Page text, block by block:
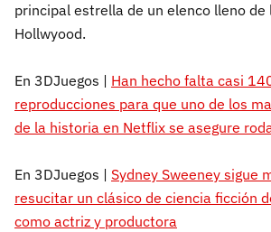
principal estrella de un elenco lleno de
Hollwyood.
En 3DJuegos | Han hecho falta casi
reproducciones para que uno de los
de la historia en Netflix se asegure
En 3DJuegos | Sydney Sweeney sigue
resucitar un clásico de ciencia ficción
como actriz y productora